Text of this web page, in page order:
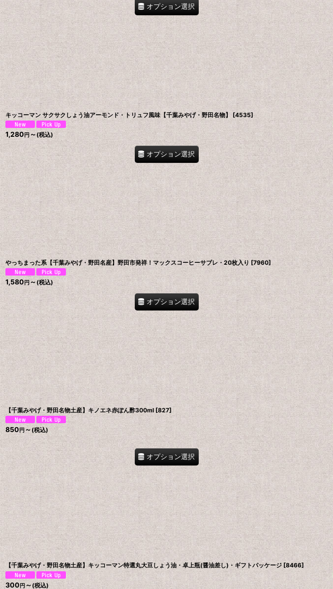
オプション選択
キッコーマン サクサクしょう油アーモンド・トリュフ風味【千葉みやげ・野田名物】 [4535]
1,280円 ～(税込)
オプション選択
やっちまった系【千葉みやげ・野田名産】野田市発祥！マックスコーヒーサブレ・20枚入り [7960]
1,580円 ～(税込)
オプション選択
【千葉みやげ・野田名物土産】キノエネ赤ぽん酢300ml [827]
850円 ～ (税込)
オプション選択
【千葉みやげ・野田名物土産】キッコーマン特選丸大豆しょう油・卓上瓶(醤油差し)・ギフトパッケージ [8466]
300円 ～ (税込)